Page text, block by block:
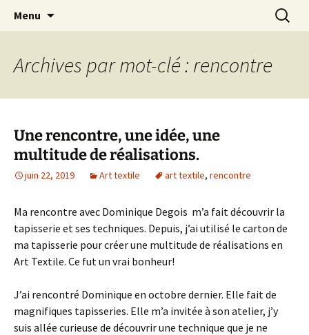
filsetcrayons
Le blog de Sophie A
Menu
Archives par mot-clé : rencontre
Une rencontre, une idée, une
multitude de réalisations.
juin 22, 2019 Art textile art textile, rencontre
Ma rencontre avec Dominique Degois m’a fait découvrir la
tapisserie et ses techniques. Depuis, j’ai utilisé le carton de
ma tapisserie pour créer une multitude de réalisations en
Art Textile. Ce fut un vrai bonheur!
J’ai rencontré Dominique en octobre dernier. Elle fait de
magnifiques tapisseries. Elle m’a invitée à son atelier, j’y
suis allée curieuse de découvrir une technique que je ne